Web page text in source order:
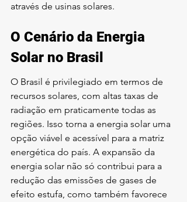
através de usinas solares.
O Cenário da Energia
Solar no Brasil
O Brasil é privilegiado em termos de
recursos solares, com altas taxas de
radiação em praticamente todas as
regiões. Isso torna a energia solar uma
opção viável e acessível para a matriz
energética do país. A expansão da
energia solar não só contribui para a
redução das emissões de gases de
efeito estufa, como também favorece